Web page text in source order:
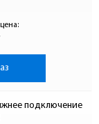
подключение